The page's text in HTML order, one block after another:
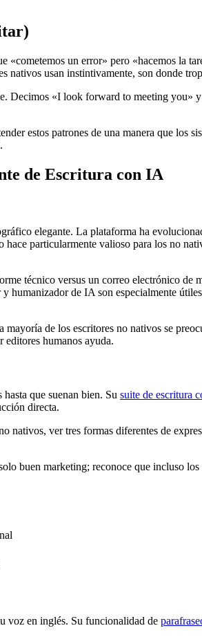
«cometemos un error» pero «hacemos la
nativos usan instintivamente, son donde
Decimos «I look forward to meeting
estos patrones de una manera que los
de Escritura con IA
elegante. La plataforma ha
hace particularmente valioso para los no
técnico versus un correo electrónico
de IA son especialmente
de los escritores no nativos se
editores humanos ayuda.
que suenan bien. Su suite de escritura
directa.
ver tres formas diferentes de
buen marketing; reconoce que incluso los
voz en inglés. Su funcionalidad de